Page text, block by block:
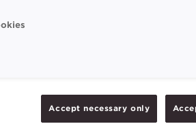
Accept necessary only